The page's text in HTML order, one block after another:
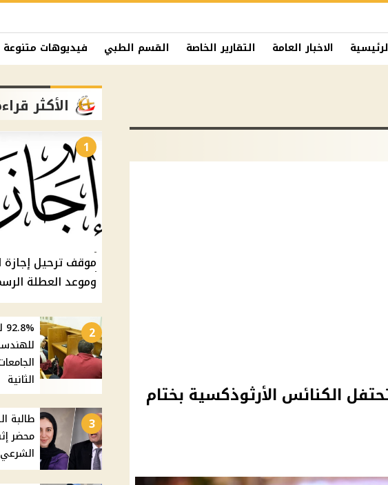
الاخبار العامة التقارير الخاصة القسم الطبي فيديوهات متنوعة
الكنائس الأرثوذكسية بختام
الأكثر
1
وموعد العطلة
2
الثانية
3
محضر
الشرعي